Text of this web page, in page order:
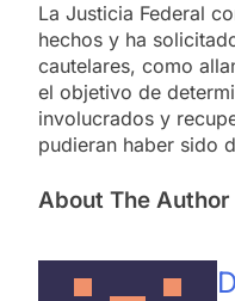
La Justicia Federal
hechos y ha
cautelares, como
el objetivo de
involucrados y
pudieran haber sido
About The Author